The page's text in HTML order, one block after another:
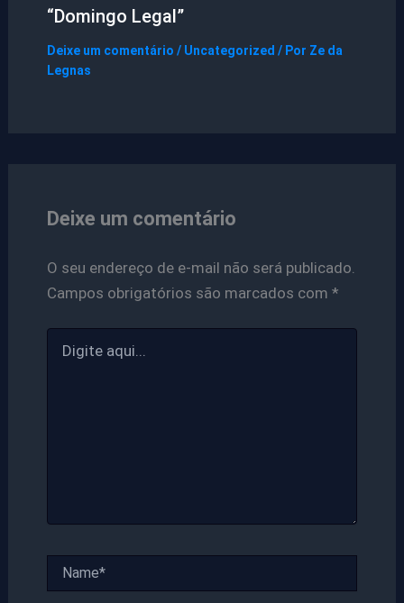
“Domingo Legal”
Deixe um comentário / Uncategorized / Por Ze da
Legnas
Deixe um comentário
O seu endereço de e-mail não será publicado.
Campos obrigatórios são marcados com *
aqui...